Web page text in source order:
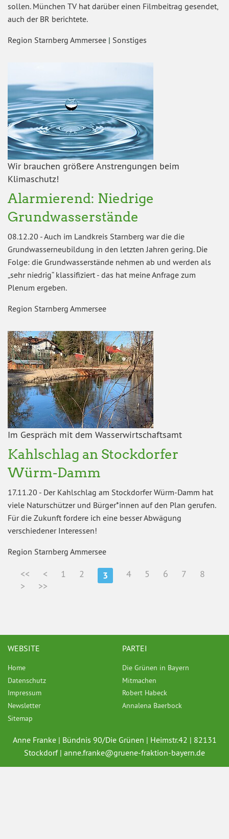
sollen. München TV hat darüber einen Filmbeitrag gesendet,
auch der BR berichtete.
Region Starnberg Ammersee | Sonstiges
Wir brauchen größere Anstrengungen beim
Klimaschutz!
Alarmierend: Niedrige
Grundwasserstände
08.12.20 -Auch im Landkreis Starnberg war die die
Grundwasserneubildung in den letzten Jahren gering. Die
Folge: die Grundwasserstände nehmen ab und werden als
„sehr niedrig“ klassifiziert - das hat meine Anfrage zum
Plenum ergeben.
Region Starnberg Ammersee
Im Gespräch mit dem Wasserwirtschaftsamt
Kahlschlag an Stockdorfer
Würm-Damm
17.11.20 - Der Kahlschlag am Stockdorfer Würm-Damm hat
viele Naturschützer und Bürger*innen auf den Plan gerufen.
Für die Zukunft fordere ich eine besser Abwägung
verschiedener Interessen!
Region Starnberg Ammersee
<< < 1 2 3 4 5 6 7
8
>
>>
WEBSITE
Home
Datenschutz
Impressum
Newsletter
Sitemap
PARTEI
Die Grünen in Bayern
Mitmachen
Robert Habeck
Annalena Baerbock
Anne Franke | Bündnis 90/Die Grünen | Heimstr.42 | 82131
Stockdorf | anne.franke@gruene-fraktion-bayern.de